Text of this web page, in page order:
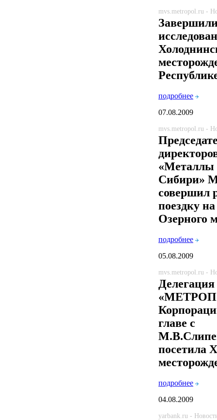
mvs.metropol.ru -
подробнее
07.08.2009
mvs.metropol.ru -
«Металлы
Сибири»
совершил
поездку
Озерного
подробнее
05.08.2009
mvs.metropol.ru -
главе с
посетила
подробнее
04.08.2009
yarbank.ru -